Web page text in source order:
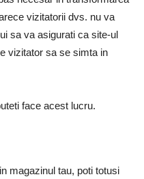
vizitatorii dvs. nu va
sa va asigurati ca site-ul
vizitator sa se simta in
face acest lucru.
magazinul tau, poti totusi